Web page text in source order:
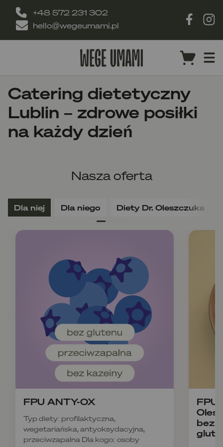
+48 572 231 302
hello@wegeumami.pl
Catering dietetyczny
Lublin – zdrowe posiłki
na każdy dzień
Nasza oferta
Dla niej Dla niego Diety Dr. Oleszczuka
FPU ANTY-OX
Typ diety: profilaktyczna,
wegetariańska, antyoksydacyjna,
przeciwzapalna Dla kogo: osoby
FPU
bez